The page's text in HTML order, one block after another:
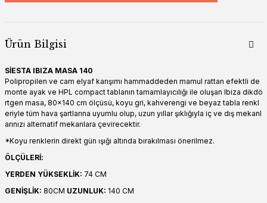
Ürün Bilgisi
SİESTA IBIZA MASA 140
Polipropilen ve cam elyaf karışımı hammaddeden mamul rattan efektli de
monte ayak ve HPL compact tablanın tamamlayıcılığı ile oluşan Ibiza dikdö
rtgen masa, 80x140 cm ölçüsü, koyu gri, kahverengi ve beyaz tabla renkl
eriyle tüm hava şartlarına uyumlu olup, uzun yıllar şıklığıyla iç ve dış mekanl
arınızı alternatif mekanlara çevirecektir.
*Koyu renklerin direkt gün ışığı altında bırakılması önerilmez.
ÖLÇÜLERİ:
YERDEN YÜKSEKLİK: 74 CM
GENİŞLİK: 80CM UZUNLUK: 140 CM